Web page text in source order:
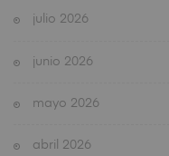
julio 2026
junio 2026
mayo 2026
abril 2026